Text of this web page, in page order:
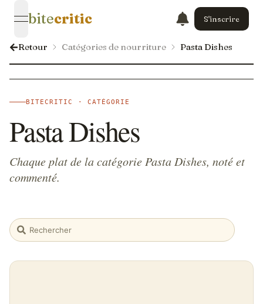
open navigation menu
bitecritic S'inscrire
Retour Catégories de nourriture Pasta Dishes
BITECRITIC · CATÉGORIE
Pasta Dishes
Chaque plat de la catégorie Pasta Dishes, noté et
commenté.